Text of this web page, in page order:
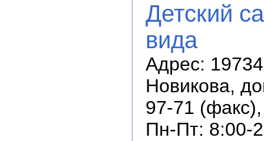
Детский
вида
Адрес:
Новикова,
97-71
Пн-Пт: 8:00-